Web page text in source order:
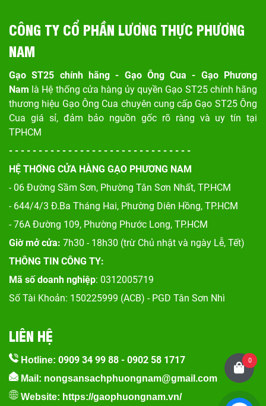
CÔNG TY CỔ PHẦN LƯƠNG THỰC PHƯƠNG
NAM
Gạo ST25 chính hãng - Gạo Ông Cua - Gạo Phương
Nam là Hệ thống cửa hàng ủy quyền Gạo ST25 chính hãng
thương hiệu Gạo Ông Cua chuyên cung cấp Gạo ST25 Ông
Cua giá sỉ, đảm bảo nguồn gốc rõ ràng và uy tín tại
TPHCM
- - - - - - - - - - - - - - - - - - - - - - - - - - - - - - -
HỆ THỐNG CỬA HÀNG GẠO PHƯƠNG NAM
- 06 Đường Sầm Sơn, Phường Tân Sơn Nhất, TP.HCM
- 644/4/3 Đ.Ba Tháng Hai, Phường Diên Hồng, TP.HCM
- 76A Đường 109, Phường Phước Long, TP.HCM
Giờ mở cửa: 7h30 - 18h30 (trừ Chủ nhật và ngày Lễ, Tết)
THÔNG TIN CÔNG TY:
Mã số doanh nghiệp: 0312005719
Số Tài Khoản: 150225999 (ACB) - PGD Tân Sơn Nhì
LIÊN HỆ
Hotline: 0909 34 99 88 - 0902 58 1717
Mail: nongsansachphuongnam@gmail.com
Website: https://gaophuongnam.vn/
0